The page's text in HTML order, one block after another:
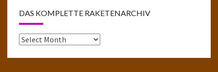
DAS KOMPLETTE RAKETENARCHIV
Das